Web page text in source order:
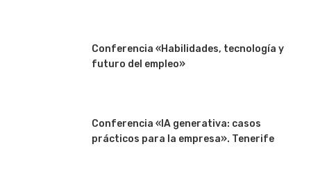
Conferencia «Habilidades, tecnología y
futuro del empleo»
Conferencia «IA generativa: casos
prácticos para la empresa». Tenerife